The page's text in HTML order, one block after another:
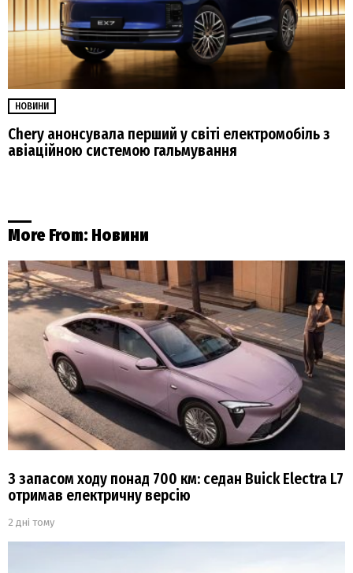
НОВИНИ
Chery анонсувала перший у світі електромобіль з
авіаційною системою гальмування
More From: Новини
З запасом ходу понад 700 км: седан Buick Electra L7
отримав електричну версію
2 дні тому